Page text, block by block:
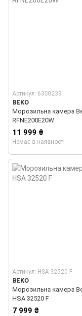
Артикул: 6300239
BEKO
Морозильна камера
RFNE200E20W
11 999 ₴
Немає в наявності
Артикул: HSA 32520 F
BEKO
Морозильна камера
HSA 32520 F
7 999 ₴